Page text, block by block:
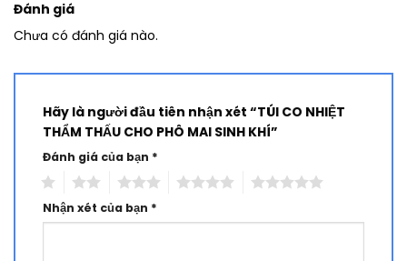
Đánh giá
Chưa có đánh giá nào.
Hãy là người đầu tiên nhận xét “TÚI CO NHIỆT
THẨM THẤU CHO PHÔ MAI SINH KHÍ”
Đánh giá của bạn *
Nhận xét của bạn *